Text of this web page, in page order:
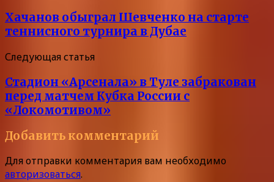
Хачанов обыграл Шевченко на старте
теннисного турнира в Дубае
Следующая статья
Стадион «Арсенала» в Туле забракован
перед матчем Кубка России с
«Локомотивом»
Добавить комментарий
Для отправки комментария вам необходимо
авторизоваться.